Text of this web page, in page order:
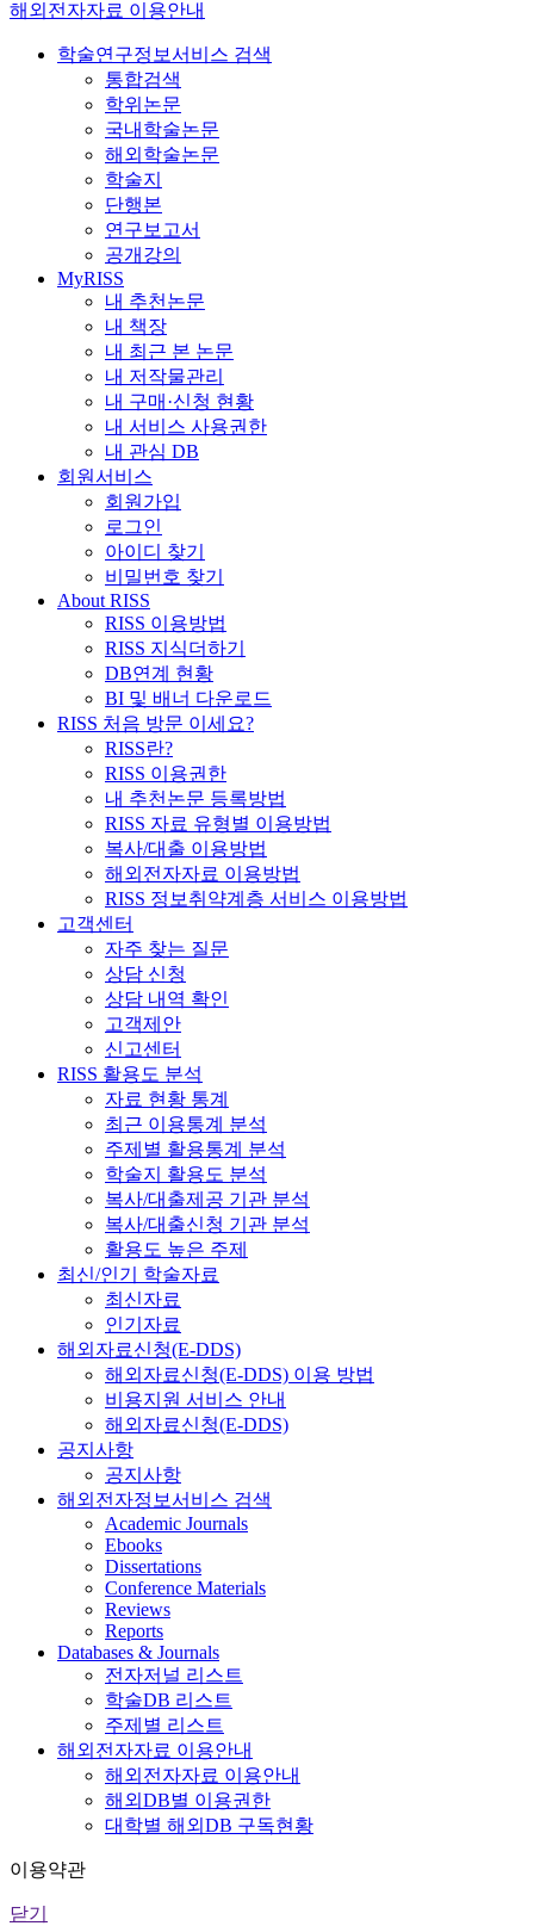
해외전자자료 이용안내
학술연구정보서비스 검색
통합검색
학위논문
국내학술논문
해외학술논문
학술지
단행본
연구보고서
공개강의
MyRISS
내 추천논문
내 책장
내 최근 본 논문
내 저작물관리
내 구매·신청 현황
내 서비스 사용권한
내 관심 DB
회원서비스
회원가입
로그인
아이디 찾기
비밀번호 찾기
About RISS
RISS 이용방법
RISS 지식더하기
DB연계 현황
BI 및 배너 다운로드
RISS 처음 방문 이세요?
RISS란?
RISS 이용권한
내 추천논문 등록방법
RISS 자료 유형별 이용방법
복사/대출 이용방법
해외전자자료 이용방법
RISS 정보취약계층 서비스 이용방법
고객센터
자주 찾는 질문
상담 신청
상담 내역 확인
고객제안
신고센터
RISS 활용도 분석
자료 현황 통계
최근 이용통계 분석
주제별 활용통계 분석
학술지 활용도 분석
복사/대출제공 기관 분석
복사/대출신청 기관 분석
활용도 높은 주제
최신/인기 학술자료
최신자료
인기자료
해외자료신청(E-DDS)
해외자료신청(E-DDS) 이용 방법
비용지원 서비스 안내
해외자료신청(E-DDS)
공지사항
공지사항
해외전자정보서비스 검색
Academic Journals
Ebooks
Dissertations
Conference Materials
Reviews
Reports
Databases & Journals
전자저널 리스트
학술DB 리스트
주제별 리스트
해외전자자료 이용안내
해외전자자료 이용안내
해외DB별 이용권한
대학별 해외DB 구독현황
이용약관
닫기